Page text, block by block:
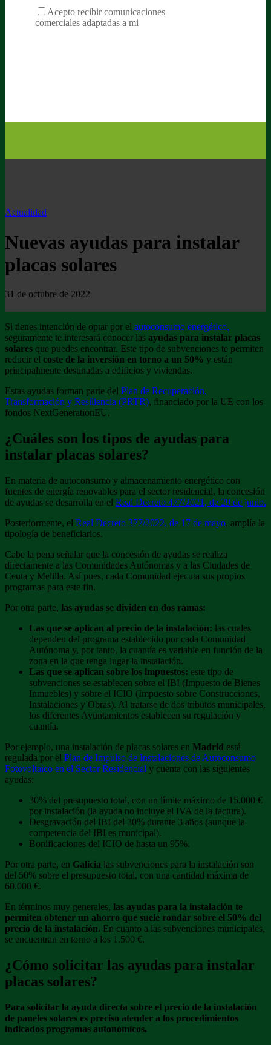
Acepto recibir comunicaciones
comerciales adaptadas a mi
Actualidad
Nuevas ayudas para instalar
placas solares
31 de octubre de 2022
Si tienes intención de optar por el autoconsumo energético,
seguramente te interesará conocer las ayudas para instalar placas
solares que puedes encontrar. Este tipo de subvenciones te permiten
reducir el coste de la inversión en torno a un 50% y están
principalmente destinadas a edificios y viviendas.
Estas ayudas forman parte del Plan de Recuperación,
Transformación y Resiliencia (PRTR), financiado por la UE con los
fondos NextGenerationEU.
¿Cuáles son los tipos de ayudas para
instalar placas solares?
En materia de autoconsumo y almacenamiento energético con
fuentes de energía renovables para el sector residencial, la concesión
de ayudas se desarrolla en el Real Decreto 477/2021, de 29 de junio.
Posteriormente, el Real Decreto 377/2022, de 17 de mayo, amplía la
tipología de beneficiarios.
Cabe la pena señalar que la concesión de ayudas se realiza
directamente a las Comunidades Autónomas y a las Ciudades de
Ceuta y Melilla. Así pues, cada Comunidad ejecuta sus propios
programas para este fin.
Por otra parte, las ayudas se dividen en dos ramas:
Las que se aplican al precio de la instalación: las cuales
dependen del programa establecido por cada Comunidad
Autónoma y, por tanto, la cuantía es variable en función de la
zona en la que tenga lugar la instalación.
Las que se aplican sobre los impuestos: este tipo de
subvenciones se establecen sobre el IBI (Impuesto de Bienes
Inmuebles) y sobre el ICIO (Impuesto sobre Construcciones,
Instalaciones y Obras). Al tratarse de dos tributos municipales,
los diferentes Ayuntamientos establecen su regulación y
cuantía.
Por ejemplo, una instalación de placas solares en Madrid está
regulada por el Plan de Impulso de Instalaciones de Autoconsumo
Fotovoltaico en el Sector Residencial y cuenta con las siguientes
ayudas:
30% del presupuesto total, con un límite máximo de 15.000 €
por instalación (la ayuda no incluye el IVA de la factura).
Desgravación del IBI del 30% durante 3 años (aunque la
competencia del IBI es municipal).
Bonificaciones del ICIO de hasta un 95%.
Por otra parte, en Galicia las subvenciones para la instalación son
del 50% sobre el presupuesto total, con una cantidad máxima de
60.000 €.
En términos muy generales, las ayudas para la instalación te
permiten obtener un ahorro que suele rondar sobre el 50% del
precio de la instalación. En cuanto a las subvenciones municipales,
se encuentran en torno a los 1.500 €.
¿Cómo solicitar las ayudas para instalar
placas solares?
Para solicitar la ayuda directa sobre el precio de la instalación
de paneles solares es preciso atender a los procedimientos
indicados programas autonómicos.